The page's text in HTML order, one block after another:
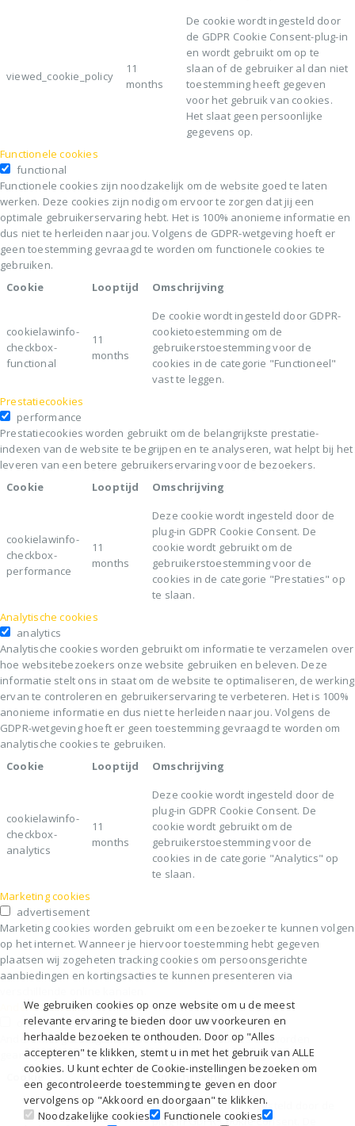
We gebruiken cookies op onze website om u de meest
relevante ervaring te bieden door uw voorkeuren en
herhaalde bezoeken te onthouden. Door op "Alles
accepteren" te klikken, stemt u in met het gebruik van ALLE
cookies. U kunt echter de Cookie-instellingen bezoeken om
een gecontroleerde toestemming te geven en door
vervolgens op "Akkoord en doorgaan" te klikken.
Noodzakelijke cookies
Functionele cookies
viewed_cookie_policy
11
months
De cookie wordt ingesteld door
de GDPR Cookie Consent-plug-in
en wordt gebruikt om op te
slaan of de gebruiker al dan niet
toestemming heeft gegeven
voor het gebruik van cookies.
Het slaat geen persoonlijke
gegevens op.
Functionele cookies
functional
Functionele cookies zijn noodzakelijk om de website goed te laten
werken. Deze cookies zijn nodig om ervoor te zorgen dat jij een
optimale gebruikerservaring hebt. Het is 100% anonieme informatie en
dus niet te herleiden naar jou. Volgens de GDPR-wetgeving hoeft er
geen toestemming gevraagd te worden om functionele cookies te
gebruiken.
Cookie
Looptijd Omschrijving
cookielawinfo-
checkbox-
functional
11
months
De cookie wordt ingesteld door GDPR-
cookietoestemming om de
gebruikerstoestemming voor de
cookies in de categorie "Functioneel"
vast te leggen.
Prestatiecookies
performance
Prestatiecookies worden gebruikt om de belangrijkste prestatie-
indexen van de website te begrijpen en te analyseren, wat helpt bij het
leveren van een betere gebruikerservaring voor de bezoekers.
Cookie
Looptijd Omschrijving
cookielawinfo-
checkbox-
performance
11
months
Deze cookie wordt ingesteld door de
plug-in GDPR Cookie Consent. De
cookie wordt gebruikt om de
gebruikerstoestemming voor de
cookies in de categorie "Prestaties" op
te slaan.
Analytische cookies
analytics
Analytische cookies worden gebruikt om informatie te verzamelen over
hoe websitebezoekers onze website gebruiken en beleven. Deze
informatie stelt ons in staat om de website te optimaliseren, de werking
ervan te controleren en gebruikerservaring te verbeteren. Het is 100%
anonieme informatie en dus niet te herleiden naar jou. Volgens de
GDPR-wetgeving hoeft er geen toestemming gevraagd te worden om
analytische cookies te gebruiken.
Cookie
Looptijd Omschrijving
cookielawinfo-
checkbox-
analytics
11
months
Deze cookie wordt ingesteld door de
plug-in GDPR Cookie Consent. De
cookie wordt gebruikt om de
gebruikerstoestemming voor de
cookies in de categorie "Analytics" op
te slaan.
Marketing cookies
advertisement
Marketing cookies worden gebruikt om een bezoeker te kunnen volgen
op het internet. Wanneer je hiervoor toestemming hebt gegeven
plaatsen wij zogeheten tracking cookies om persoonsgerichte
aanbiedingen en kortingsacties te kunnen presenteren via
Andere cookies
others
Andere niet-gecategoriseerde cookies zijn cookies die worden
geanalyseerd en die nog niet in een categorie zijn ingedeeld
Cookie
Looptijd Omschrijving
Deze cookie wordt ingesteld door de
plug-in GDPR Cookie Consent. De